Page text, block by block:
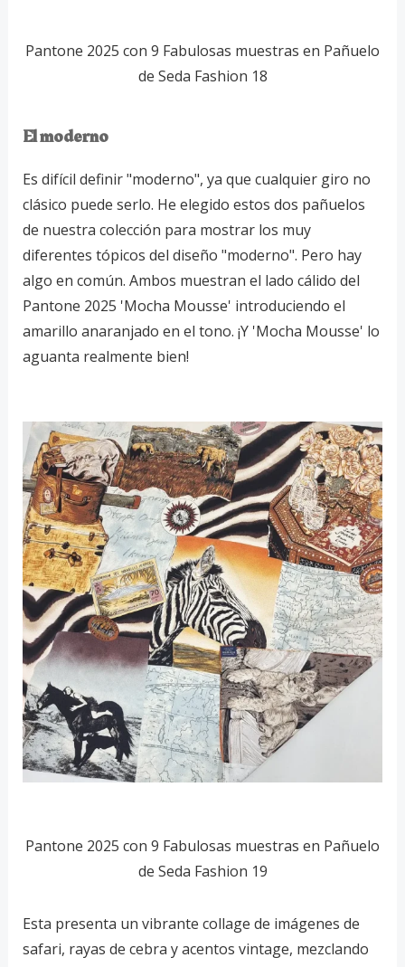
Pantone 2025 con 9 Fabulosas muestras en Pañuelo
de Seda Fashion 18
El moderno
Es difícil definir "moderno", ya que cualquier giro no
clásico puede serlo. He elegido estos dos pañuelos
de nuestra colección para mostrar los muy
diferentes tópicos del diseño "moderno". Pero hay
algo en común. Ambos muestran el lado cálido del
Pantone 2025 'Mocha Mousse' introduciendo el
amarillo anaranjado en el tono. ¡Y 'Mocha Mousse' lo
aguanta realmente bien!
Pantone 2025 con 9 Fabulosas muestras en Pañuelo
de Seda Fashion 19
Esta presenta un vibrante collage de imágenes de
safari, rayas de cebra y acentos vintage, mezclando